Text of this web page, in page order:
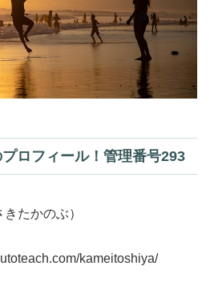
ロフィール！管理番号293
たかのぶ）
kameitoshiya/